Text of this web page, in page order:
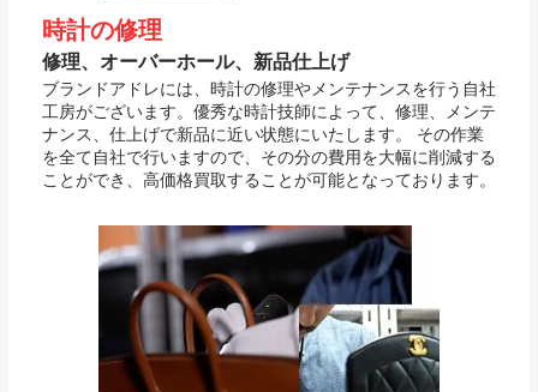
時計の修理
修理、オーバーホール、新品仕上げ
ブランドアドレには、時計の修理やメンテナンスを行う自社
工房がございます。優秀な時計技師によって、修理、メンテ
ナンス、仕上げで新品に近い状態にいたします。 その作業
を全て自社で行いますので、その分の費用を大幅に削減する
ことができ、高価格買取することが可能となっております。